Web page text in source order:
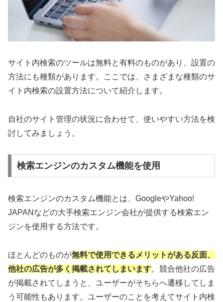
サイト内検索のツールは無料と有料のものがあり、設置の
方法にも種類があります。ここでは、さまざまな種類のサ
イト内検索の設置方法について紹介します。
自社のサイト管理の状況に合わせて、使いやすい方法を検
討してみましょう。
検索エンジンのカスタム機能を使用
検索エンジンのカスタム機能とは、GoogleやYahoo!
JAPANなどの大手検索エンジン会社が提供する検索エン
ジンを使用する方法です。
ほとんどのものが無料で使用できるメリットがある反面、
他社の広告が多く掲載されてしまいます。競合他社の広告
が掲載されてしまうと、ユーザーがそちらへ遷移してしま
う可能性もあります。ユーザーのことを考えてサイト内検